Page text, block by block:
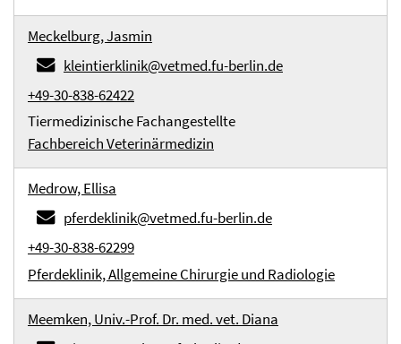
Meckelburg, Jasmin
kleintierklinik@vetmed.fu-berlin.de
+49-30-838-62422
Tiermedizinische Fachangestellte
Fachbereich Veterinärmedizin
Medrow, Ellisa
pferdeklinik@vetmed.fu-berlin.de
+49-30-838-62299
Pferdeklinik, Allgemeine Chirurgie und Radiologie
Meemken, Univ.-Prof. Dr. med. vet. Diana